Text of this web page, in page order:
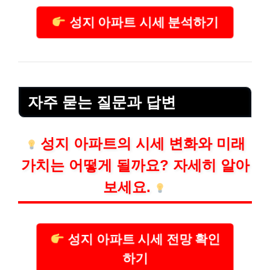
성지 아파트 시세 분석하기
자주 묻는 질문과 답변
성지 아파트의 시세 변화와 미래
가치는 어떻게 될까요? 자세히 알아
보세요.
성지 아파트 시세 전망 확인
하기